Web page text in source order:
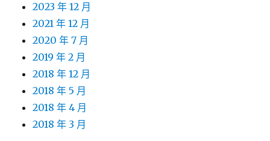
2023 年 12 月
2021 年 12 月
2020 年 7 月
2019 年 2 月
2018 年 12 月
2018 年 5 月
2018 年 4 月
2018 年 3 月